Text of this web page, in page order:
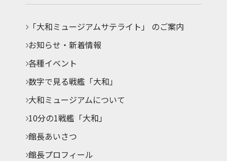
「大和ミュージアムサテライト」 のご案内
お知らせ・新着情報
各種イベント
数字で見る戦艦「大和」
大和ミュージアムについて
10分の1戦艦「大和」
館長あいさつ
館長プロフィール